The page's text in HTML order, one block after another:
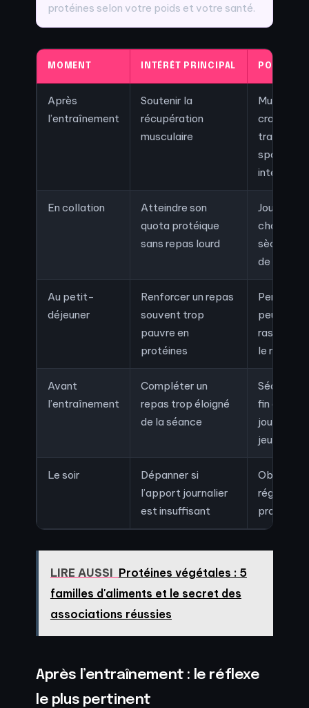
protéines selon votre poids et votre santé.
MOMENT INTÉRÊT PRINCIPAL POUR QUI
Après
l’entraînement
Soutenir la
récupération
musculaire
cross-
training,
sports
intenses
En collation
Atteindre son
quota protéique
sans repas lourd
Journées
chargées,
sèche,
de masse
Au petit-
déjeuner
Renforcer un repas
souvent trop
pauvre en
protéines
Personnes
peu
le matin
Avant
l’entraînement
Compléter un
repas trop éloigné
de la séance
Séance en
fin de
journée
jeun
Le soir
Dépanner si
l’apport journalier
est insuffisant
Objectif
régularité
protéique
LIRE AUSSI Protéines végétales : 5
familles d'aliments et le secret des
associations réussies
Après l’entraînement : le réflexe
le plus pertinent